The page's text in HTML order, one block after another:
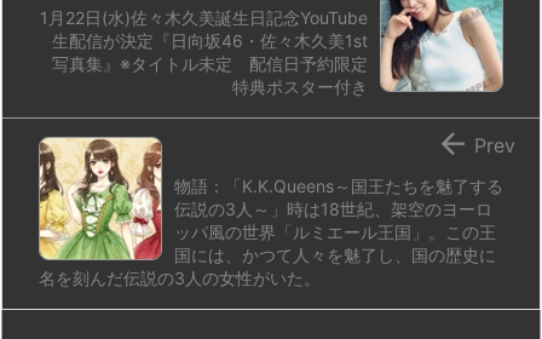
1月22日(水)佐々木久美誕生日記念YouTube
生配信が決定『日向坂46・佐々木久美1st
写真集』※タイトル未定 配信日予約限定
特典ポスター付き
物語：「K.K.Queens～国王たちを魅了する
伝説の3人～」時は18世紀、架空のヨーロ
ッパ風の世界「ルミエール王国」。この王
国には、かつて人々を魅了し、国の歴史に
名を刻んだ伝説の3人の女性がいた。
 Prev